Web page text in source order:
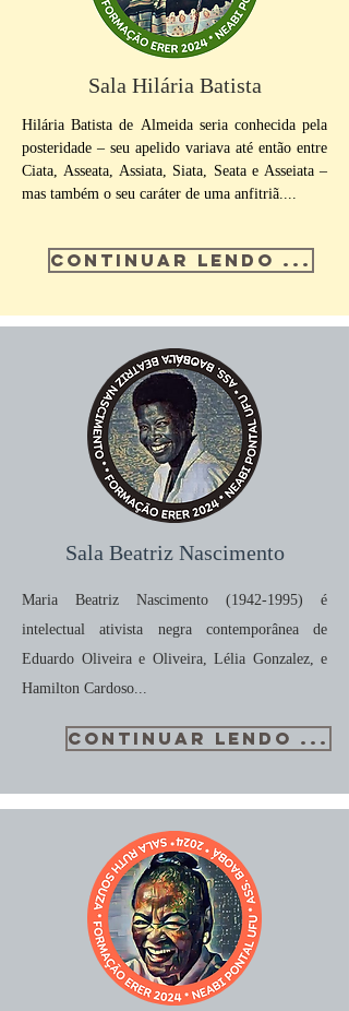
Sala Hilária Batista
Hilária Batista de Almeida seria conhecida pela
posteridade – seu apelido variava até então entre
Ciata, Asseata, Assiata, Siata, Seata e Asseiata –
mas também o seu caráter de uma anfitriã....
CONTINUAR LENDO ...
Sala Beatriz Nascimento
Maria Beatriz Nascimento (1942-1995) é
intelectual ativista negra contemporânea de
Eduardo Oliveira e Oliveira, Lélia Gonzalez, e
Hamilton Cardoso...
CONTINUAR LENDO ...